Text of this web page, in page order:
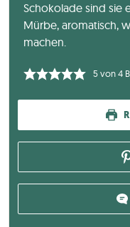
Schokolade sind sie
Mürbe, aromatisch,
machen.
5von4